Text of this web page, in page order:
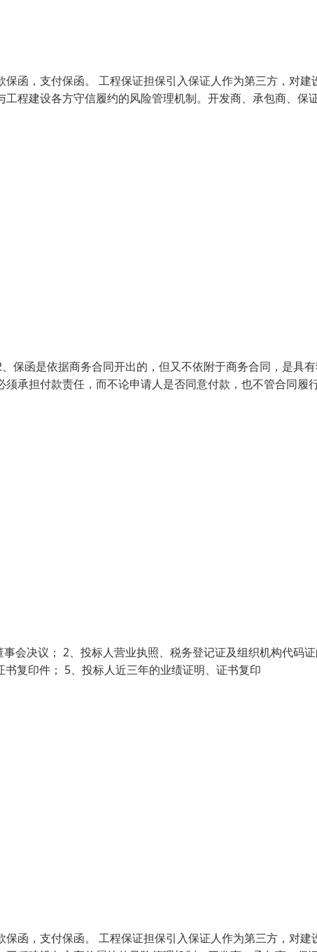
函，支付保函。 工程保证担保引入保证人作为第三方，对建
程建设各方守信履约的风险管理机制。开发商、承包商、保
保函是依据商务合同开出的，但又不依附于商务合同，是具
承担付款责任，而不论申请人是否同意付款，也不管合同履
会决议； 2、投标人营业执照、税务登记证及组织机构代码
复印件； 5、投标人近三年的业绩证明、证书复印
函，支付保函。 工程保证担保引入保证人作为第三方，对建